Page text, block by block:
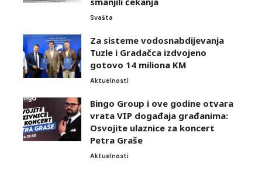
Svašta
Za sisteme vodosnabdijevanja
Tuzle i Gradačca izdvojeno
gotovo 14 miliona KM
Aktuelnosti
Bingo Group i ove godine otvara
vrata VIP događaja građanima:
Osvojite ulaznice za koncert
Petra Graše
Aktuelnosti